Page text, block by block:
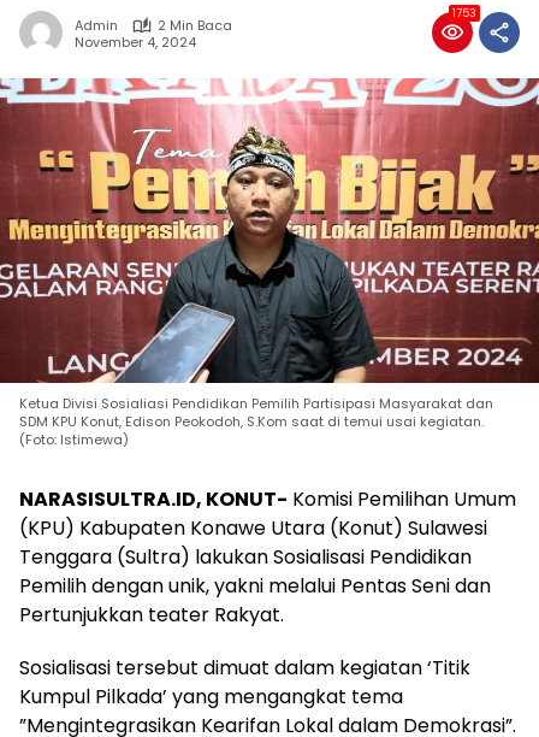
Admin
2 Min Baca
November 4, 2024
1753
Ketua Divisi Sosialiasi Pendidikan Pemilih Partisipasi Masyarakat dan
SDM KPU Konut, Edison Peokodoh, S.Kom saat di temui usai kegiatan.
(Foto: Istimewa)
NARASISULTRA.ID, KONUT- Komisi Pemilihan Umum
(KPU) Kabupaten Konawe Utara (Konut) Sulawesi
Tenggara (Sultra) lakukan Sosialisasi Pendidikan
Pemilih dengan unik, yakni melalui Pentas Seni dan
Pertunjukkan teater Rakyat.
Sosialisasi tersebut dimuat dalam kegiatan ‘Titik
Kumpul Pilkada’ yang mengangkat tema
”Mengintegrasikan Kearifan Lokal dalam Demokrasi”.